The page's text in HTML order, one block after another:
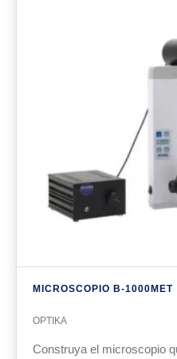
MICROSCOPIO B-1000MET
OPTIKA
Construya el microscopio